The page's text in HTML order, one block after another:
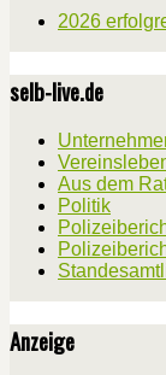
2026
selb-live.de
Aus dem
Politik
Anzeige